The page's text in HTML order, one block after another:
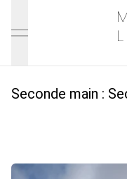
Eshop
Seconde main :